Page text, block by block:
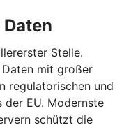
Stelle.
mit großer
regulatorischen und
der EU. Modernste
schützt die